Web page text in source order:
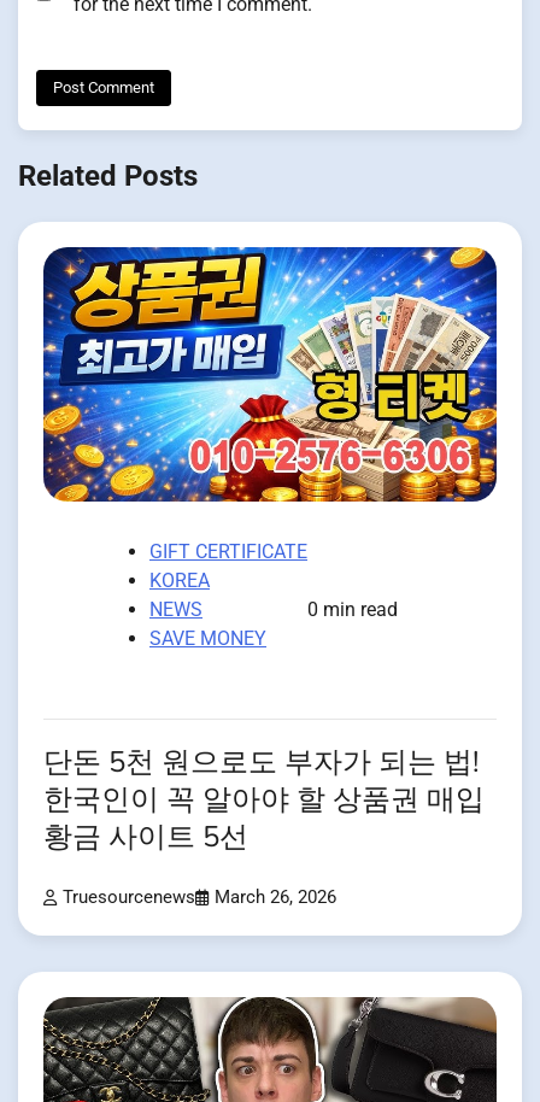
Related Posts
GIFT CERTIFICATE
KOREA
NEWS
SAVE MONEY
0 min read
단돈 5천 원으로도 부자가 되는 법!
한국인이 꼭 알아야 할 상품권 매입
황금 사이트 5선
Truesourcenews March 26, 2026